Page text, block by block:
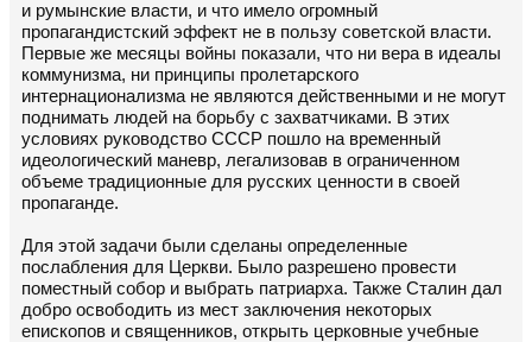
и румынские власти, и что имело огромный
пропагандистский эффект не в пользу советской власти.
Первые же месяцы войны показали, что ни вера в идеалы
коммунизма, ни принципы пролетарского
интернационализма не являются действенными и не могут
поднимать людей на борьбу с захватчиками. В этих
условиях руководство СССР пошло на временный
идеологический маневр, легализовав в ограниченном
объеме традиционные для русских ценности в своей
пропаганде.
Для этой задачи были сделаны определенные
послабления для Церкви. Было разрешено провести
поместный собор и выбрать патриарха. Также Сталин дал
добро освободить из мест заключения некоторых
епископов и священников, открыть церковные учебные